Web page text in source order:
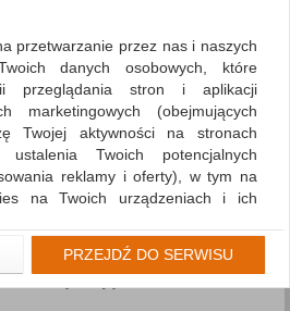
przetwarzanie przez nas i naszych
danych osobowych, które
przeglądania stron i aplikacji
marketingowych (obejmujących
Twojej aktywności na stronach
Twoich potencjalnych
reklamy i oferty), w tym na
na Twoich urządzeniach i ich
lub ograniczyć jej zakres, kliknij
wszelkie informacje o tym jak to
znajdziesz także na podstronie z
PRZEJDŹ DO SERWISU